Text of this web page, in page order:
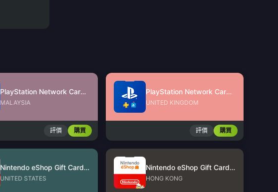
PlayStation Network Card (MY)
MALAYSIA
評價 購買
PlayStation Network Card (UK)
UNITED KINGDOM
評價 購買
Nintendo eShop Gift Card (US)
UNITED STATES
Nintendo eShop Gift Card (HK)
HONG KONG